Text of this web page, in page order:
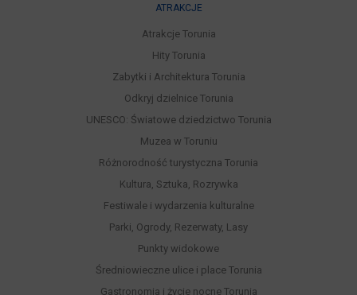
ATRAKCJE
Atrakcje Torunia
Hity Torunia
Zabytki i Architektura Torunia
Odkryj dzielnice Torunia
UNESCO: Światowe dziedzictwo Torunia
Muzea w Toruniu
Różnorodność turystyczna Torunia
Kultura, Sztuka, Rozrywka
Festiwale i wydarzenia kulturalne
Parki, Ogrody, Rezerwaty, Lasy
Punkty widokowe
Średniowieczne ulice i place Torunia
Gastronomia i życie nocne Torunia